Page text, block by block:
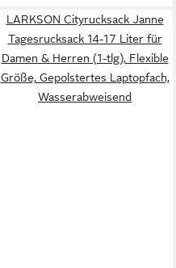
LARKSON Cityrucksack Janne
Tagesrucksack 14-17 Liter für
Damen & Herren (1-tlg), Flexible
Größe, Gepolstertes Laptopfach,
Wasserabweisend